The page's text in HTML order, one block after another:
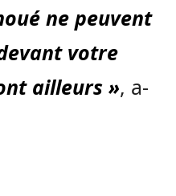
ne peuvent
votre
ailleurs », a-